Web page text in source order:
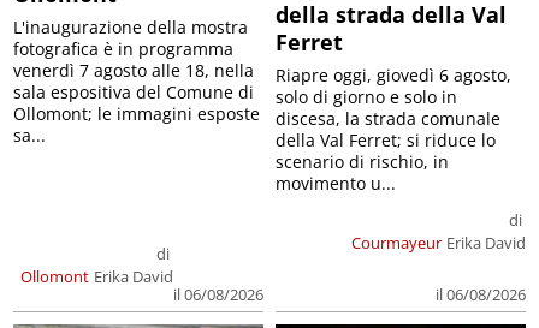
Ollomont
di
Erika David
il 06/08/2026
L'inaugurazione della mostra
fotografica è in programma
venerdì 7 agosto alle 18, nella
sala espositiva del Comune di
Ollomont; le immagini esposte
sa...
della strada della Val
Ferret
Courmayeur
di
Erika David
il 06/08/2026
Riapre oggi, giovedì 6 agosto,
solo di giorno e solo in
discesa, la strada comunale
della Val Ferret; si riduce lo
scenario di rischio, in
movimento u...